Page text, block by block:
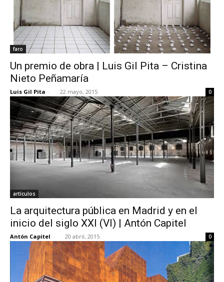
faro
Un premio de obra | Luis Gil Pita – Cristina
Nieto Peñamaría
Luis Gil Pita - 22 mayo, 2015 0
artículos
La arquitectura pública en Madrid y en el
inicio del siglo XXI (VI) | Antón Capitel
Antón Capitel - 20 abril, 2015 0